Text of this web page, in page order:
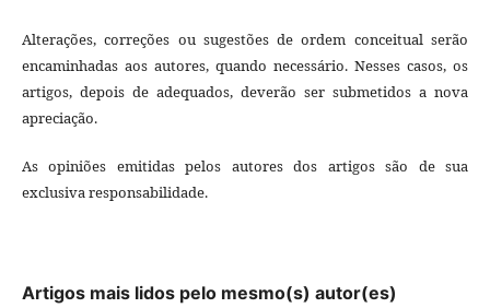
Alterações, correções ou sugestões de ordem conceitual serão
encaminhadas aos autores, quando necessário. Nesses casos, os
artigos, depois de adequados, deverão ser submetidos a nova
apreciação.
As opiniões emitidas pelos autores dos artigos são de sua
exclusiva responsabilidade.
Artigos mais lidos pelo mesmo(s) autor(es)